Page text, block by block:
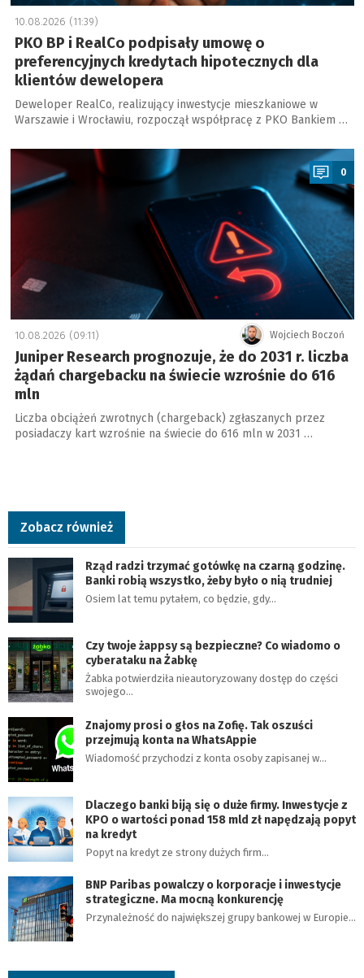
10.08.2026 (11:39)
PKO BP i RealCo podpisały umowę o
preferencyjnych kredytach hipotecznych dla
klientów dewelopera
Deweloper RealCo, realizujący inwestycje mieszkaniowe w
Warszawie i Wrocławiu, rozpoczął współpracę z PKO Bankiem …
a
0
Wojciech Boczoń
10.08.2026 (09:11)
Juniper Research prognozuje, że do 2031 r. liczba
żądań chargebacku na świecie wzrośnie do 616
mln
Liczba obciążeń zwrotnych (chargeback) zgłaszanych przez
posiadaczy kart wzrośnie na świecie do 616 mln w 2031 …
Zobacz również
Rząd radzi trzymać gotówkę na czarną godzinę.
Banki robią wszystko, żeby było o nią trudniej
Osiem lat temu pytałem, co będzie, gdy…
Czy twoje żappsy są bezpieczne? Co wiadomo o
cyberataku na Żabkę
Żabka potwierdziła nieautoryzowany dostęp do części
swojego…
Znajomy prosi o głos na Zofię. Tak oszuści
przejmują konta na WhatsAppie
Wiadomość przychodzi z konta osoby zapisanej w…
Dlaczego banki biją się o duże firmy. Inwestycje z
KPO o wartości ponad 158 mld zł napędzają popyt
na kredyt
Popyt na kredyt ze strony dużych firm…
BNP Paribas powalczy o korporacje i inwestycje
strategiczne. Ma mocną konkurencję
Przynależność do największej grupy bankowej w Europie…